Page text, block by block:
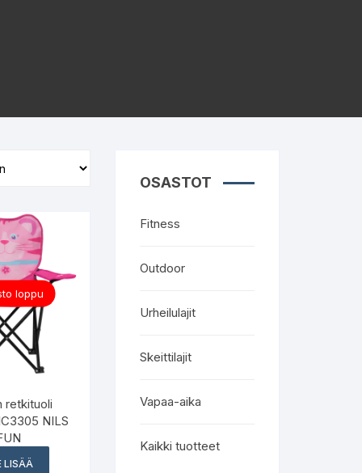
loppu
retkituoli
NILS
LISÄÄ
OSASTOT
Fitness
Outdoor
Urheilulajit
Skeittilajit
Vapaa-aika
Kaikki tuotteet